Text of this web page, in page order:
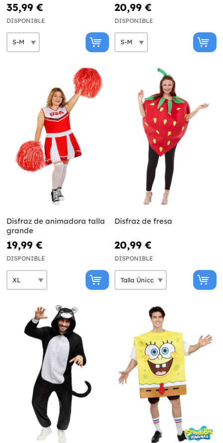
35,99 €
DISPONIBLE
20,99 €
DISPONIBLE
Disfraz de animadora talla
grande
19,99 €
DISPONIBLE
Disfraz de fresa
20,99 €
DISPONIBLE